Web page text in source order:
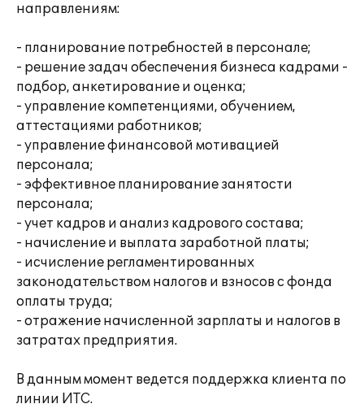
направлениям:
- планирование потребностей в персонале;
- решение задач обеспечения бизнеса кадрами -
подбор, анкетирование и оценка;
- управление компетенциями, обучением,
аттестациями работников;
- управление финансовой мотивацией
персонала;
- эффективное планирование занятости
персонала;
- учет кадров и анализ кадрового состава;
- начисление и выплата заработной платы;
- исчисление регламентированных
законодательством налогов и взносов с фонда
оплаты труда;
- отражение начисленной зарплаты и налогов в
затратах предприятия.
В данным момент ведется поддержка клиента по
линии ИТС.